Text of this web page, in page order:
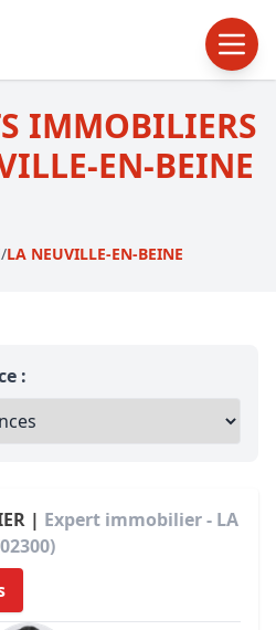
IMMOBILIERS
EN-BEINE
/LA NEUVILLE-EN-BEINE
:
| Expert immobilier - LA